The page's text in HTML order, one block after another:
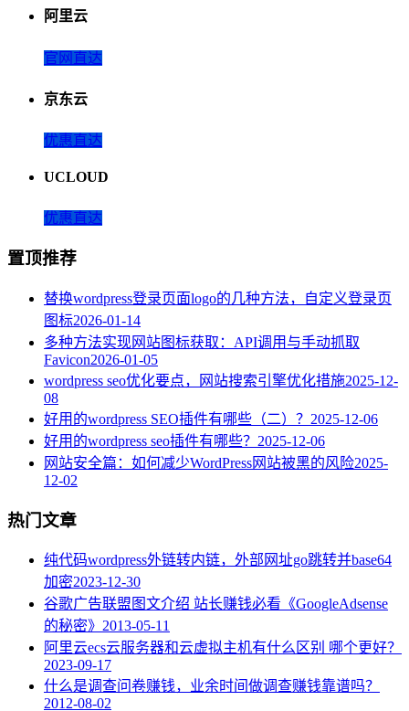
阿里云
官网直达
京东云
优惠直达
UCLOUD
优惠直达
置顶推荐
替换wordpress登录页面logo的几种方法，自定义登录页
图标2026-01-14
多种方法实现网站图标获取：API调用与手动抓取
Favicon2026-01-05
wordpress seo优化要点，网站搜索引擎优化措施2025-12-
08
好用的wordpress SEO插件有哪些（二）？ 2025-12-06
好用的wordpress seo插件有哪些？ 2025-12-06
网站安全篇：如何减少WordPress网站被黑的风险2025-
12-02
热门文章
纯代码wordpress外链转内链，外部网址go跳转并base64
加密2023-12-30
谷歌广告联盟图文介绍 站长赚钱必看《GoogleAdsense
的秘密》 2013-05-11
阿里云ecs云服务器和云虚拟主机有什么区别 哪个更好？
2023-09-17
什么是调查问卷赚钱，业余时间做调查赚钱靠谱吗？
2012-08-02